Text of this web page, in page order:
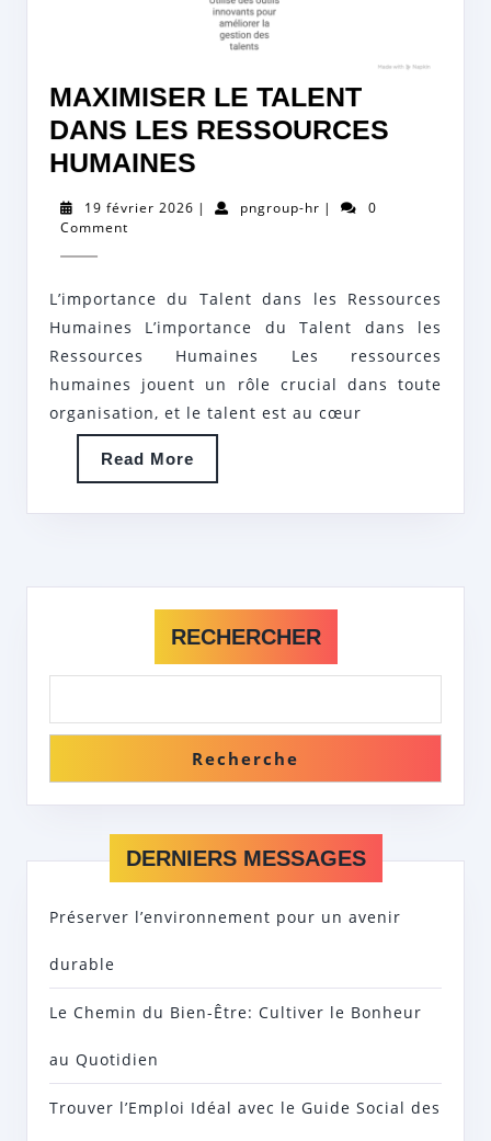
MAXIMISER LE TALENT
DANS LES RESSOURCES
HUMAINES
LE
TALENT
LES
RESSOURCES
HUMAINES
19 février 2026 19| pngroup-hrpngroup-
|
0
Comment
L’importance du Talent dans les Ressources
Humaines L’importance du Talent dans les
Ressources Humaines Les ressources
humaines jouent un rôle crucial dans toute
organisation, et le talent est au cœur
Read More
More
RECHERCHER
Recherche
DERNIERS MESSAGES
Préserver l’environnement pour un avenir
durable
Le Chemin du Bien-Être: Cultiver le Bonheur
au Quotidien
Trouver l’Emploi Idéal avec le Guide Social des